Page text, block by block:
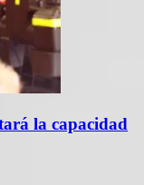
la capacidad